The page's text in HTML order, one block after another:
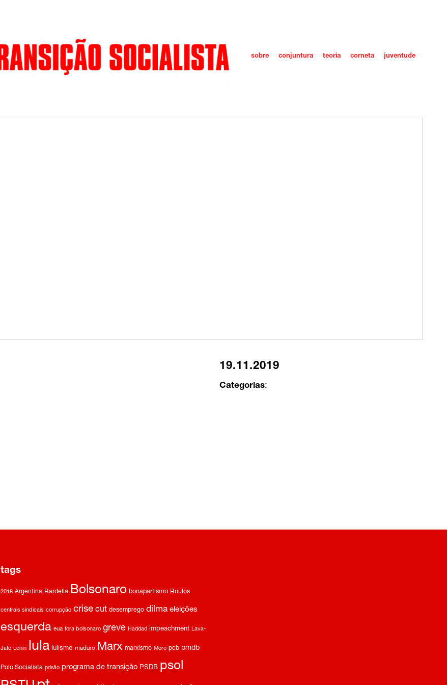
sobre conjuntura teoria corneta juventude
19.11.2019
Categorias:
tags
2018 Argentina Bardella Bolsonaro bonapartismo Boulos
centrais sindicais corrupção crise cut desemprego dilma eleições
esquerda eua fora bolsonaro greve Haddad impeachment Lava-
Jato Lenin lula lulismo maduro Marx marxismo Moro pcb pmdb
Polo Socialista prisão programa de transição PSDB psol